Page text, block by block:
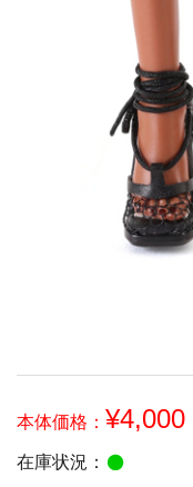
本体価格： ¥4,000
在庫状況：